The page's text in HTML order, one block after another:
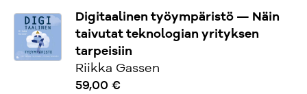
Digitaalinen työympäristö — Näin
taivutat teknologian yrityksen
tarpeisiin
Riikka Gassen
59,00 €